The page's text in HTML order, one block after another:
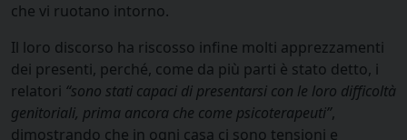
che vi ruotano intorno.
Il loro discorso ha riscosso infine molti apprezzamenti
dei presenti, perché, come da più parti è stato detto, i
relatori “sono stati capaci di presentarsi con le loro difficoltà
genitoriali, prima ancora che come psicoterapeuti”,
dimostrando che in ogni casa ci sono tensioni e